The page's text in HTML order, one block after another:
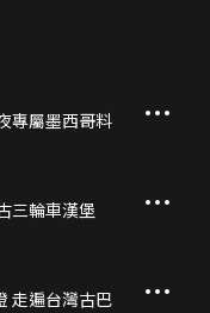
果汁餐車，另會尋訪桃
暑冷萃咖啡 復古三輪車漢堡